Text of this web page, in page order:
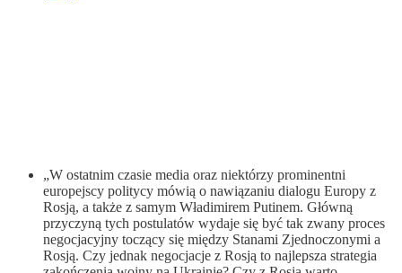
„W ostatnim czasie media oraz niektórzy prominentni
europejscy politycy mówią o nawiązaniu dialogu Europy z
Rosją, a także z samym Władimirem Putinem. Główną
przyczyną tych postulatów wydaje się być tak zwany proces
negocjacyjny toczący się między Stanami Zjednoczonymi a
Rosją. Czy jednak negocjacje z Rosją to najlepsza strategia